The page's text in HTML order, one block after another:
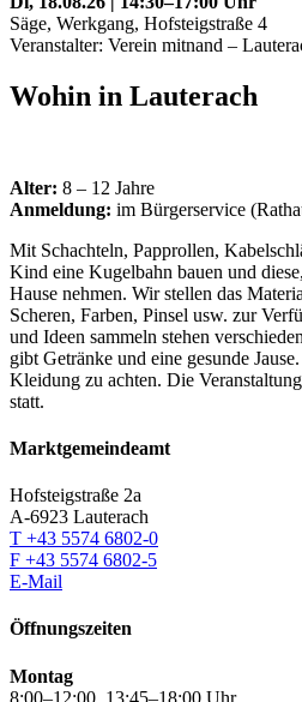
Säge, Werkgang, Hofsteigstraße 4
Veranstalter: Verein mitnand –
Wohin in Lauterach
Alter: 8 – 12 Jahre
Anmeldung: im Bürgerservice
Mit Schachteln, Papprollen,
Kind eine Kugelbahn bauen und
Hause nehmen. Wir stellen das
Scheren, Farben, Pinsel usw. zur
und Ideen sammeln stehen
gibt Getränke und eine gesunde
Kleidung zu achten. Die
statt.
Marktgemeindeamt
Hofsteigstraße 2a
A-6923 Lauterach
T +43 5574 6802-0
F +43 5574 6802-5
E-Mail
Öffnungszeiten
Montag
8:00–12:00, 13:45–18:00 Uhr